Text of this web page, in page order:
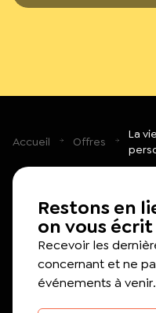
Accueil Offres
La
Restons en
on vous écrit
Recevoir les
concernant et ne
événements à venir.